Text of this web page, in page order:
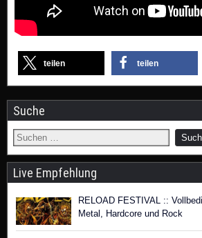
teilen teilen
Suche
Live Empfehlung
RELOAD FESTIVAL ::
Metal, Hardcore und Rock